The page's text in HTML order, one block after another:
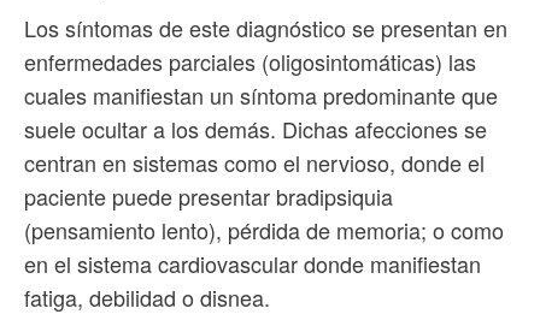
Los síntomas de este diagnóstico se presentan en
enfermedades parciales (oligosintomáticas) las
cuales manifiestan un síntoma predominante que
suele ocultar a los demás. Dichas afecciones se
centran en sistemas como el nervioso, donde el
paciente puede presentar bradipsiquia
(pensamiento lento), pérdida de memoria; o como
en el sistema cardiovascular donde manifiestan
fatiga, debilidad o disnea.